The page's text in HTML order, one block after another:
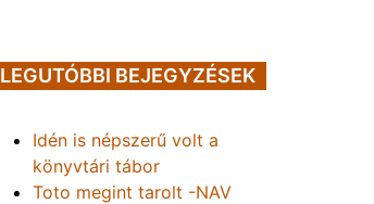
LEGUTÓBBI BEJEGYZÉSEK
Idén is népszerű volt a
könyvtári tábor
Toto megint tarolt -NAV